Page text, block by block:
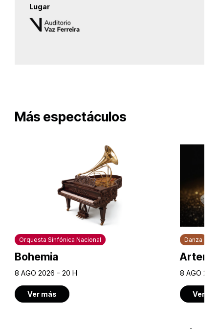
Lugar
Más espectáculos
Orquesta Sinfónica Nacional
Bohemia
8 AGO 2026 - 20 H
Ver más
Danza
Artem
8 AGO
Ver